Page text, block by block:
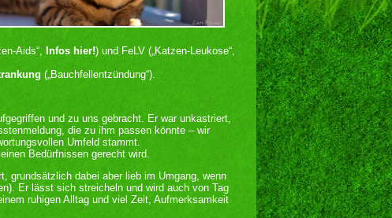
Aids“, Infos hier!) und FeLV („Katzen-Leukose“,
(„Bauchfellentzündung“).
und zu uns gebracht. Er war unkastriert,
die zu ihm passen könnte – wir
Umfeld stammt.
Bedürfnissen gerecht wird.
grundsätzlich dabei aber lieb im Umgang, wenn
Er lässt sich streicheln und wird auch von Tag
ruhigen Alltag und viel Zeit, Aufmerksamkeit